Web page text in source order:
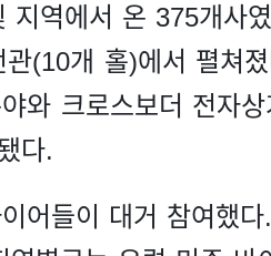
지역에서 온 375개사
관(10개 홀)에서 펼쳐
와 크로스보더 전자
다.
어들이 대거 참여했